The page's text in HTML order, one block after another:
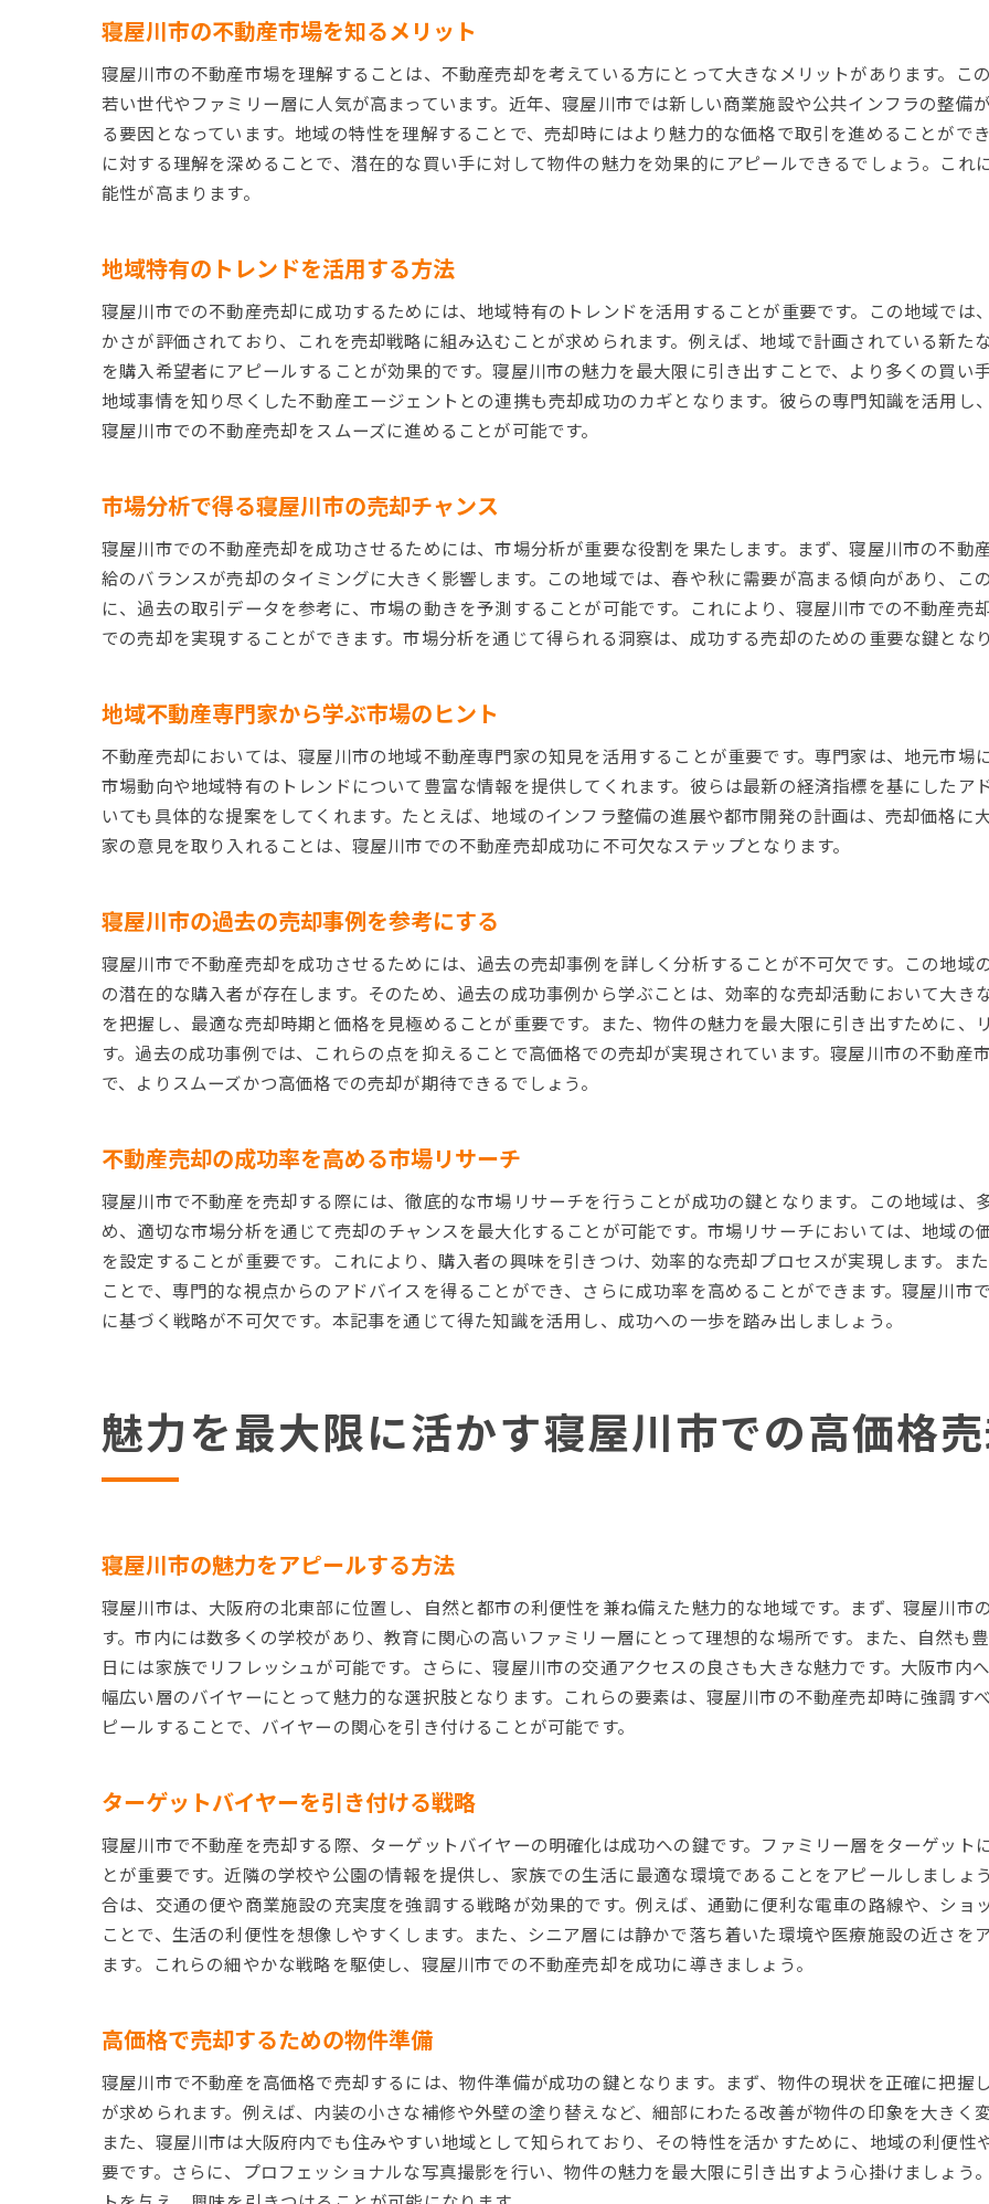
プロの仲介が果たす役割とその選び方
不動産市場の動向を読む寝屋川市の売却準備
寝屋川市の不動産市場動向を予測する
市場動向を活用したタイミングの良い売却
地域特性を味方につける寝屋川市での賢い売却法
寝屋川市の地域特性を深く理解する
特性を活かした物件プレゼンテーション
寝屋川市ならではの売却成功事例の研究
寝屋川市不動産売却の鍵は市場を知ることにあり
市場調査を始める第一歩
過去の市場データを活用した売却戦略
寝屋川市での不動産売却におけるリスク管理
成功する売却の秘訣寝屋川市の不動産市場を深掘り
市場深掘りで得られる競争優位
寝屋川市の将来性を見据えた売却プラン
売却前に知るべき市場の最新動向
寝屋川市での売却をスムーズに進めるためのポイント
現地見学を成功させるための秘訣
売買契約締結までの流れを理解する
寝屋川市での売却後の手続きを知る
次のステップへ寝屋川市で不動産を高価で売るためのヒン
成功体験を次の物件売却に活かす
不動産売却時の税務処理を理解する
寝屋川市の不動産市場を知るメリット
寝屋川市の不動産市場を理解することは、不動産売却を考えている方にとって大きなメリットがあります。こ
若い世代やファミリー層に人気が高まっています。近年、寝屋川市では新しい商業施設や公共インフラの整備
る要因となっています。地域の特性を理解することで、売却時にはより魅力的な価格で取引を進めることがで
に対する理解を深めることで、潜在的な買い手に対して物件の魅力を効果的にアピールできるでしょう。こ
能性が高まります。
地域特有のトレンドを活用する方法
寝屋川市での不動産売却に成功するためには、地域特有のトレンドを活用することが重要です。この地域で
かさが評価されており、これを売却戦略に組み込むことが求められます。例えば、地域で計画されている新
を購入希望者にアピールすることが効果的です。寝屋川市の魅力を最大限に引き出すことで、より多くの買い
地域事情を知り尽くした不動産エージェントとの連携も売却成功のカギとなります。彼らの専門知識を活用
寝屋川市での不動産売却をスムーズに進めることが可能です。
市場分析で得る寝屋川市の売却チャンス
寝屋川市での不動産売却を成功させるためには、市場分析が重要な役割を果たします。まず、寝屋川市の不
給のバランスが売却のタイミングに大きく影響します。この地域では、春や秋に需要が高まる傾向があり、こ
に、過去の取引データを参考に、市場の動きを予測することが可能です。これにより、寝屋川市での不動産
での売却を実現することができます。市場分析を通じて得られる洞察は、成功する売却のための重要な鍵とな
地域不動産専門家から学ぶ市場のヒント
不動産売却においては、寝屋川市の地域不動産専門家の知見を活用することが重要です。専門家は、地元市場
市場動向や地域特有のトレンドについて豊富な情報を提供してくれます。彼らは最新の経済指標を基にした
いても具体的な提案をしてくれます。たとえば、地域のインフラ整備の進展や都市開発の計画は、売却価格に
家の意見を取り入れることは、寝屋川市での不動産売却成功に不可欠なステップとなります。
寝屋川市の過去の売却事例を参考にする
寝屋川市で不動産売却を成功させるためには、過去の売却事例を詳しく分析することが不可欠です。この地
の潜在的な購入者が存在します。そのため、過去の成功事例から学ぶことは、効率的な売却活動において大き
を把握し、最適な売却時期と価格を見極めることが重要です。また、物件の魅力を最大限に引き出すために
す。過去の成功事例では、これらの点を抑えることで高価格での売却が実現されています。寝屋川市の不動産
で、よりスムーズかつ高価格での売却が期待できるでしょう。
不動産売却の成功率を高める市場リサーチ
寝屋川市で不動産を売却する際には、徹底的な市場リサーチを行うことが成功の鍵となります。この地域は、
め、適切な市場分析を通じて売却のチャンスを最大化することが可能です。市場リサーチにおいては、地域
を設定することが重要です。これにより、購入者の興味を引きつけ、効率的な売却プロセスが実現します。ま
ことで、専門的な視点からのアドバイスを得ることができ、さらに成功率を高めることができます。寝屋川
に基づく戦略が不可欠です。本記事を通じて得た知識を活用し、成功への一歩を踏み出しましょう。
魅力を最大限に活かす寝屋川市での高価格
寝屋川市の魅力をアピールする方法
寝屋川市は、大阪府の北東部に位置し、自然と都市の利便性を兼ね備えた魅力的な地域です。まず、寝屋川市
す。市内には数多くの学校があり、教育に関心の高いファミリー層にとって理想的な場所です。また、自然も
日には家族でリフレッシュが可能です。さらに、寝屋川市の交通アクセスの良さも大きな魅力です。大阪市内
幅広い層のバイヤーにとって魅力的な選択肢となります。これらの要素は、寝屋川市の不動産売却時に強調す
ピールすることで、バイヤーの関心を引き付けることが可能です。
ターゲットバイヤーを引き付ける戦略
寝屋川市で不動産を売却する際、ターゲットバイヤーの明確化は成功への鍵です。ファミリー層をターゲッ
とが重要です。近隣の学校や公園の情報を提供し、家族での生活に最適な環境であることをアピールしまし
合は、交通の便や商業施設の充実度を強調する戦略が効果的です。例えば、通勤に便利な電車の路線や、シ
ことで、生活の利便性を想像しやすくします。また、シニア層には静かで落ち着いた環境や医療施設の近さを
ます。これらの細やかな戦略を駆使し、寝屋川市での不動産売却を成功に導きましょう。
高価格で売却するための物件準備
寝屋川市で不動産を高価格で売却するには、物件準備が成功の鍵となります。まず、物件の現状を正確に把
が求められます。例えば、内装の小さな補修や外壁の塗り替えなど、細部にわたる改善が物件の印象を大きく
また、寝屋川市は大阪府内でも住みやすい地域として知られており、その特性を活かすために、地域の利便
要です。さらに、プロフェッショナルな写真撮影を行い、物件の魅力を最大限に引き出すよう心掛けましょう